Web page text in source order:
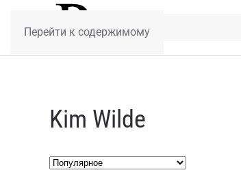
Перейти к содержимому
Kim Wilde